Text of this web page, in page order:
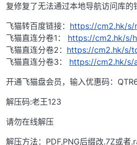
复修复了无法通过本地导航访问库的
飞猫转百度链接： https://cm2.hk/s/
飞猫直连分卷1： https://cm2.hk/s/
飞猫直连分卷2： https://cm2.hk/s/
飞猫直连分卷3： https://cm2.hk/s/
开通飞猫盘会员，输入优惠码：
解压码:老王123
请勿在线解压
解压方法：PDF,PNG后缀改.7Z或者